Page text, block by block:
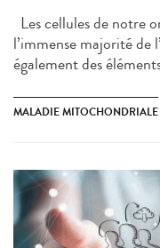
Les cellules de notre
l’immense majorité
également des
MALADIE MITOCHONDRIALE